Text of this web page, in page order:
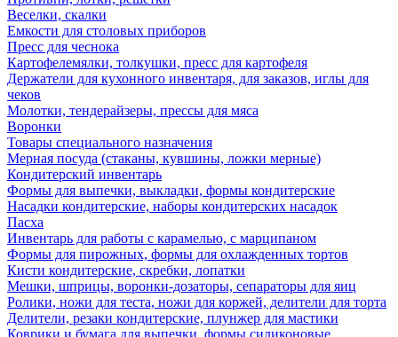
Веселки, скалки
Емкости для столовых приборов
Пресс для чеснока
Картофелемялки, толкушки, пресс для картофеля
Держатели для кухонного инвентаря, для заказов, иглы для
чеков
Молотки, тендерайзеры, прессы для мяса
Воронки
Товары специального назначения
Мерная посуда (стаканы, кувшины, ложки мерные)
Кондитерский инвентарь
Формы для выпечки, выкладки, формы кондитерские
Насадки кондитерские, наборы кондитерских насадок
Пасха
Инвентарь для работы с карамелью, с марципаном
Формы для пирожных, формы для охлажденных тортов
Кисти кондитерские, скребки, лопатки
Мешки, шприцы, воронки-дозаторы, сепараторы для яиц
Ролики, ножи для теста, ножи для коржей, делители для торта
Делители, резаки кондитерские, плунжер для мастики
Коврики и бумага для выпечки, формы силиконовые